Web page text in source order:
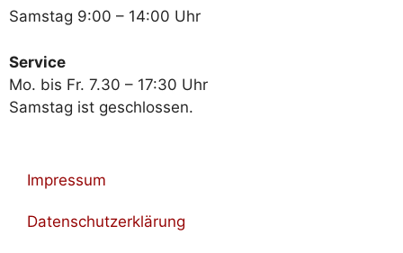
Samstag 9:00 – 14:00 Uhr
Service
Mo. bis Fr. 7.30 – 17:30 Uhr
Samstag ist geschlossen.
Impressum
Datenschutzerklärung